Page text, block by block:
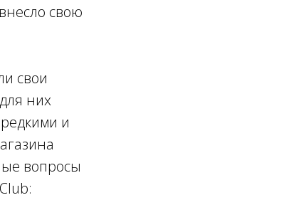
свою
свои
них
и
вопросы